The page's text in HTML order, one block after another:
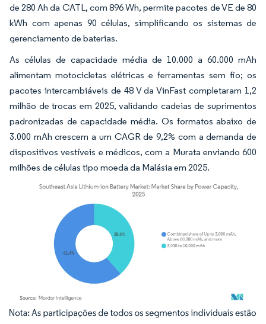
de 280 Ah da CATL, com 896 Wh, permite pacotes de VE de 80
kWh com apenas 90 células, simplificando os sistemas de
gerenciamento de baterias.
As células de capacidade média de 10.000 a 60.000 mAh
alimentam motocicletas elétricas e ferramentas sem fio; os
pacotes intercambiáveis de 48 V da VinFast completaram 1,2
milhão de trocas em 2025, validando cadeias de suprimentos
padronizadas de capacidade média. Os formatos abaixo de
3.000 mAh crescem a um CAGR de 9,2% com a demanda de
dispositivos vestíveis e médicos, com a Murata enviando 600
milhões de células tipo moeda da Malásia em 2025.
Imagem © Mordor Intelligence. O reuso requer atribuição conforme CC BY 4.0.